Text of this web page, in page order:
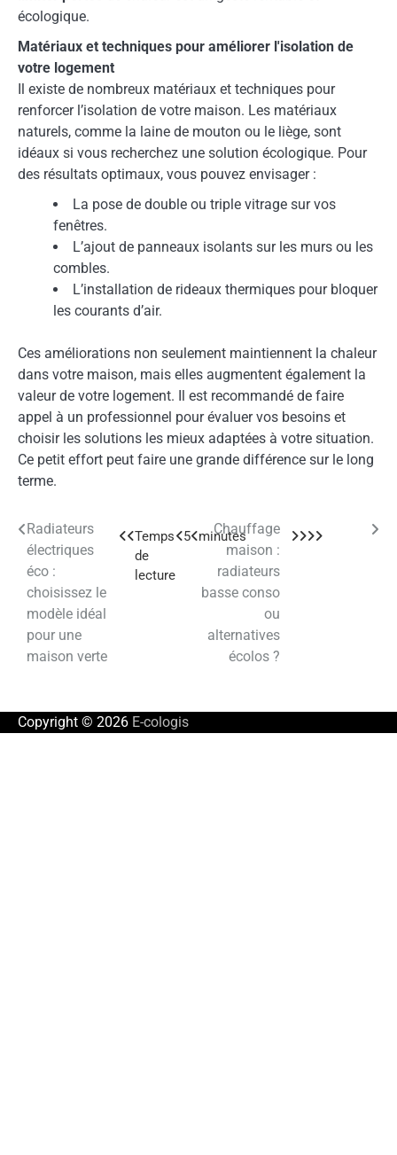
écologique.
Matériaux et techniques pour améliorer l'isolation de
votre logement
Il existe de nombreux matériaux et techniques pour
renforcer l’isolation de votre maison. Les matériaux
naturels, comme la laine de mouton ou le liège, sont
idéaux si vous recherchez une solution écologique. Pour
des résultats optimaux, vous pouvez envisager :
La pose de double ou triple vitrage sur vos
fenêtres.
L’ajout de panneaux isolants sur les murs ou les
combles.
L’installation de rideaux thermiques pour bloquer
les courants d’air.
Ces améliorations non seulement maintiennent la chaleur
dans votre maison, mais elles augmentent également la
valeur de votre logement. Il est recommandé de faire
appel à un professionnel pour évaluer vos besoins et
choisir les solutions les mieux adaptées à votre situation.
Ce petit effort peut faire une grande différence sur le long
terme.
Navigation
de
l’article
Radiateurs
électriques
éco :
choisissez le
modèle idéal
pour une
maison verte
Chauffage
maison :
radiateurs
basse conso
ou
alternatives
écolos ?
Copyright © 2026 E-cologis